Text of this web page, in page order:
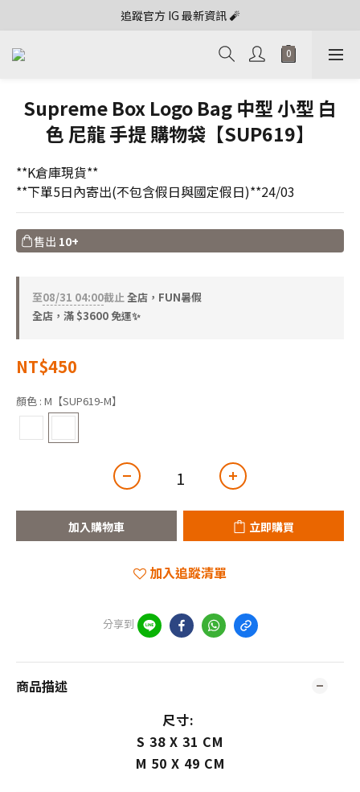
追蹤官方 IG 最新資訊 🧨
Supreme Box Logo Bag 中型 小型 白
色 尼龍 手提 購物袋【SUP619】
**K倉庫現貨**
**下單5日內寄出(不包含假日與國定假日)**24/03
售出 10+
至08/31 04:00截止全店，FUN暑假
全店，滿 $3600 免運✨
NT$450
顏色 : M【SUP619-M】
加入購物車 立即購買
加入追蹤清單
分享到
商品描述
尺寸:
S 38 X 31 CM
M 50 X 49 CM